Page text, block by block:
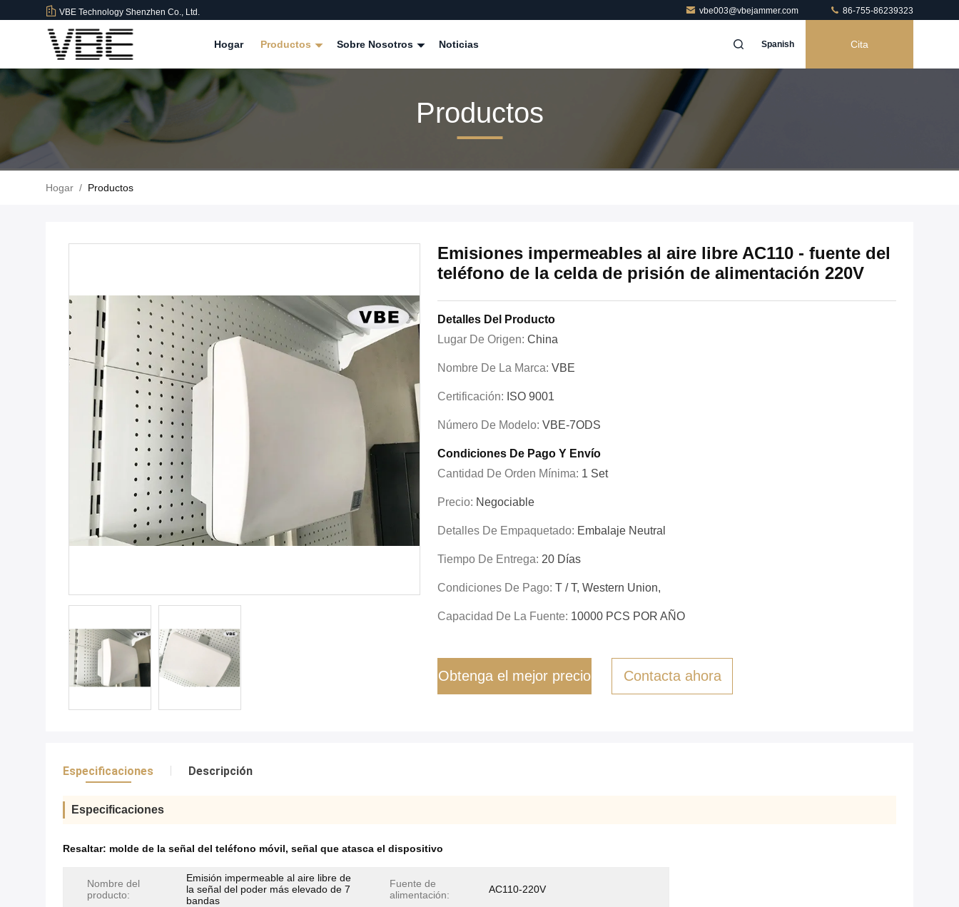
VBE Technology Shenzhen Co., Ltd. vbe003@vbejammer.com 86-755-86239323
Hogar Productos Sobre Nosotros Noticias Spanish Cita
Productos
Hogar / Productos
Emisiones impermeables al aire libre AC110 - fuente del
teléfono de la celda de prisión de alimentación 220V
Detalles Del Producto
Lugar De Origen: China
Nombre De La Marca: VBE
Certificación: ISO 9001
Número De Modelo: VBE-7ODS
Condiciones De Pago Y Envío
Cantidad De Orden Mínima: 1 Set
Precio: Negociable
Detalles De Empaquetado: Embalaje Neutral
Tiempo De Entrega: 20 Días
Condiciones De Pago: T / T, Western Union,
Capacidad De La Fuente: 10000 PCS POR AÑO
Obtenga el mejor precio Contacta ahora
Especificaciones Descripción
Especificaciones
Resaltar: molde de la señal del teléfono móvil, señal que atasca el dispositivo
Nombre del
producto:
Emisión impermeable al aire libre de
la señal del poder más elevado de 7
bandas
Fuente de
alimentación:
AC110-220V